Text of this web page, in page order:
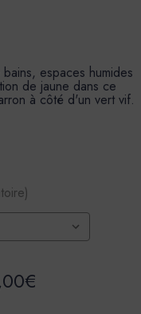
espaces humides
de jaune dans ce
à côté d'un vert vif.